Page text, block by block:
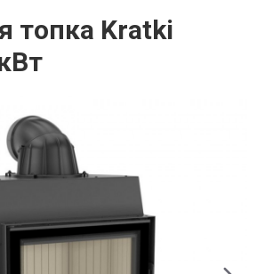
топка Kratki